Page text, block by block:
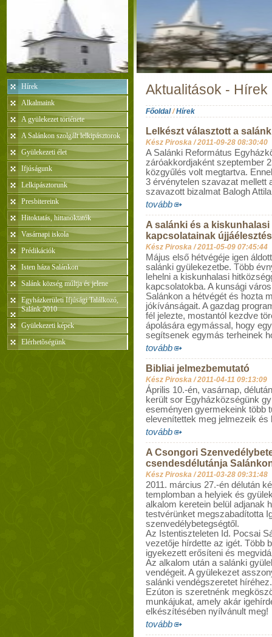
Hírek
Alkalmaink
A gyülekezet története
A Salánkon szolgált lelkipásztorok
Gyülekezeti élet
Ifjúságunk
Lelkipásztorunk
Presbitereink
Hitoktatás, hittanoktatók
Vasárnapi iskola
Prédikációk
Isten háza Salánkon
Salánk község múltja és jelene
Egyházkerületi Ifjúsági Találkozó,
Salánk 2010
Gyülekezeti képek
Elérhetõségünk
Aktualitások - Hírek
Főoldal/Hírek
Lelkészt választott a
Kész Piroska /2011-09-28 08:30:40
A Salánki Református
záróakkordjaként szeptember
közgyűlés volt megtartva.
3 érvénytelen szavazat mellett
szavazott bizalmat Balogh
tovább
A salánki és a
kapcsolatainak
Kész Piroska /2011-05-09 07:45:44
Május első hétvégéje igen
salánki gyülekezetbe. Több
lehelni a kiskunhalasi
kapcsolatokba. A kunsági
Salánkon a hétvégét és hozta
jókívánságait. A gazdag
fél jelezte, mostantól kezdve
ápolására egymással, hogy
segítsenek egymás terheinek
tovább
Bibliai jelmezbemutató
Kész Piroska /2011-04-11 09:13:09
Április 10.-én, vasárnap,
került sor Egyházközségünk
eseményen gyermekeink több
elevenítettek meg jelmezeik és
tovább
A Csongori
csendesdélutánja
Kész Piroska /2011-03-28 09:31:48
2011. március 27.-én délután
templomban a helyiek és
alkalom keretein belül adjanak
testvérünket megszabadította
szenvedélybetegségtől.
Az Istentiszteleten Id. Pocsai
vezetője hírdette az igét. Több
igyekezett erősíteni és
Az alkalom után a salánki
vendégeit. A gyülekezet
salánki vendégszeretet híréhez.
Ezúton is szeretnénk
munkájukat, amely akár
elkészítésében nyílvánult meg!
tovább